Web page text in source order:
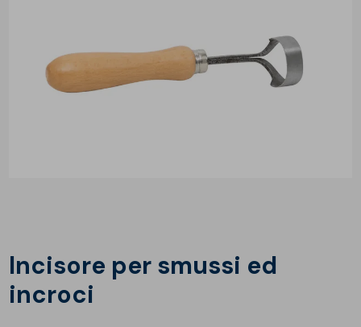
Incisore per smussi ed
incroci